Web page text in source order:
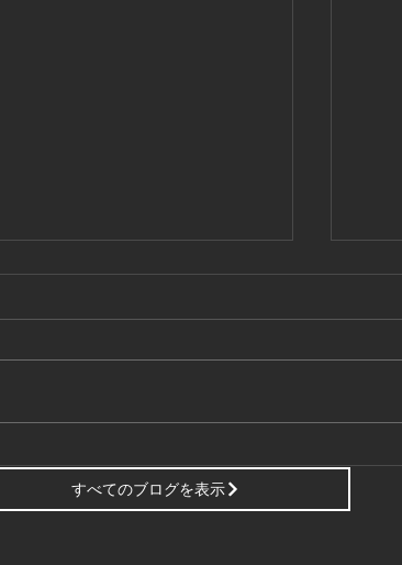
「ALEVEL優良企業ガイド
2026」に掲載頂きました！〜
すべてのブログを表示